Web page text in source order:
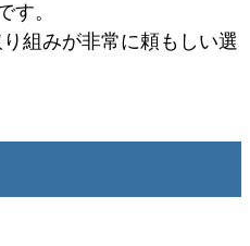
す。
組みが非常に頼もしい選